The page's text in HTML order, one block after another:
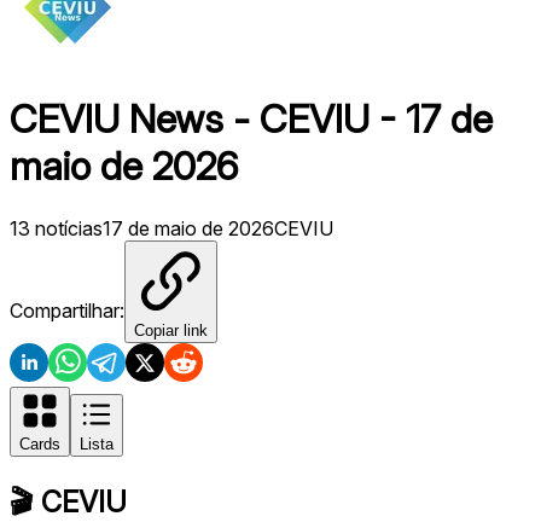
CEVIU News - CEVIU - 17 de
maio de 2026
13 notícias17 de maio de 2026CEVIU
Compartilhar:
Copiar link
Cards Lista
🎬 CEVIU